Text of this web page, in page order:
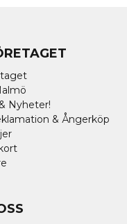
Nyheter!
& Ångerköp